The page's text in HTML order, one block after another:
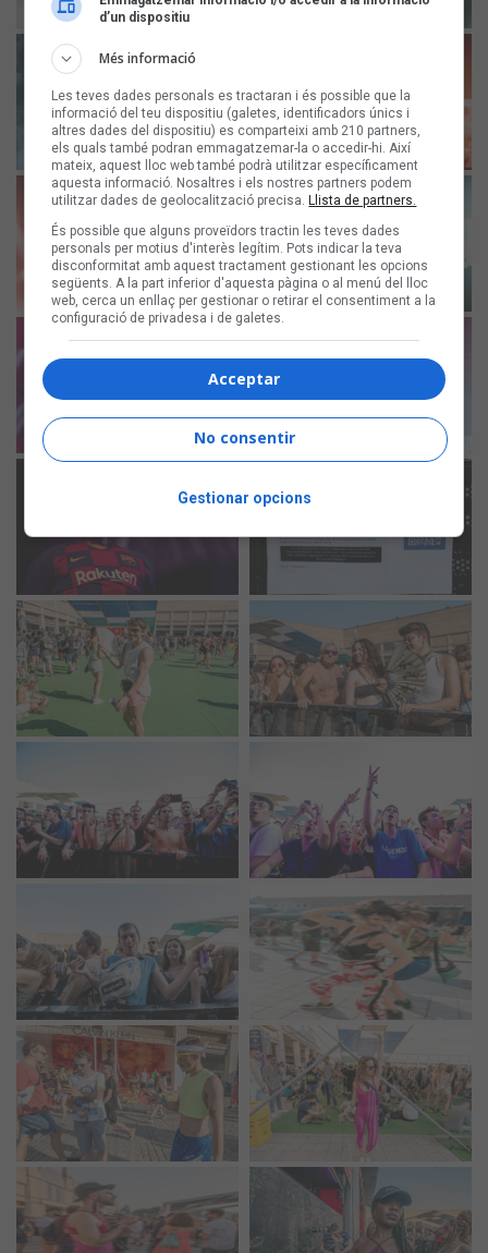
d’un dispositiu
Més informació
Les teves dades personals es tractaran i és possible que la
informació del teu dispositiu (galetes, identificadors únics i
altres dades del dispositiu) es comparteixi amb 210 partners,
els quals també podran emmagatzemar-la o accedir-hi. Així
mateix, aquest lloc web també podrà utilitzar específicament
aquesta informació. Nosaltres i els nostres partners podem
utilitzar dades de geolocalització precisa. Llista de partners.
És possible que alguns proveïdors tractin les teves dades
personals per motius d'interès legítim. Pots indicar la teva
disconformitat amb aquest tractament gestionant les opcions
següents. A la part inferior d'aquesta pàgina o al menú del lloc
web, cerca un enllaç per gestionar o retirar el consentiment a la
configuració de privadesa i de galetes.
Acceptar
No consentir
Gestionar opcions